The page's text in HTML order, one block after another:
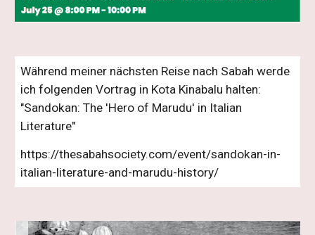
Während meiner nächsten Reise nach Sabah werde
ich folgenden Vortrag in Kota Kinabalu halten:
"Sandokan: The 'Hero of Marudu' in Italian
Literature"
https://thesabahsociety.com/event/sandokan-in-
italian-literature-and-marudu-history/